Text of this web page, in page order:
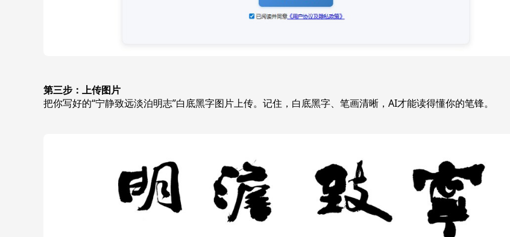
第三步：上传图片
把你写好的“宁静致远淡泊明志”白底黑字图片上传。记住，白底黑字、笔画清晰，AI才能读得懂你的笔锋。